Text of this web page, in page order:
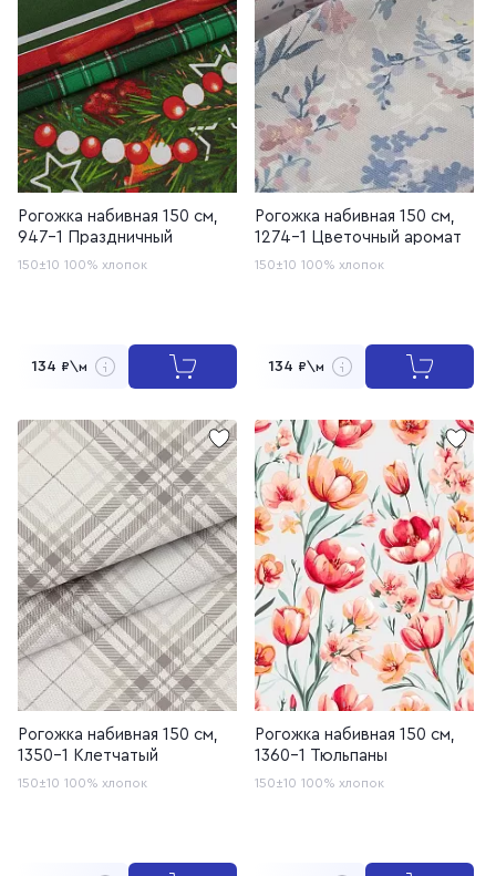
Рогожка набивная 150 см,
947-1 Праздничный
150±10 100% хлопок
134 ₽\м
Рогожка набивная 150 см,
1274-1 Цветочный аромат
150±10 100% хлопок
134 ₽\м
Рогожка набивная 150 см,
1350-1 Клетчатый
150±10 100% хлопок
Рогожка набивная 150 см,
1360-1 Тюльпаны
150±10 100% хлопок